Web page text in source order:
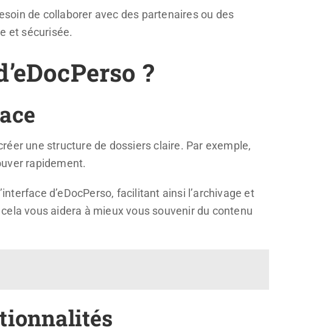
de collaborer avec des partenaires ou des
et sécurisée.
?
une structure de dossiers claire. Par exemple,
rapidement.
d’eDocPerso, facilitant ainsi l’archivage et
vous aidera à mieux vous souvenir du contenu